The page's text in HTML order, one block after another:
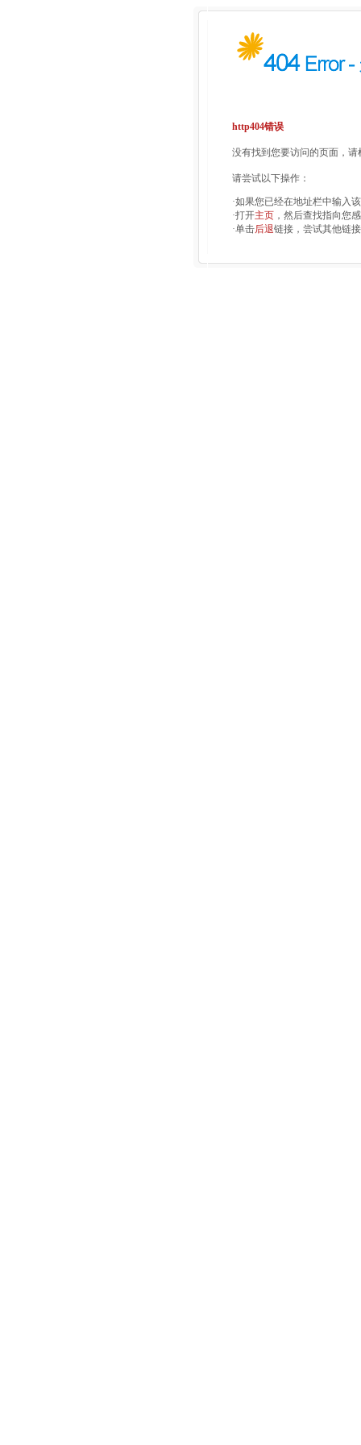
http404错误
没有找到您要访问的页面，
请尝试以下操作：
·如果您已经在地址栏中输入
·打开主页 ，然后查找指向您
·单击后退链接，尝试其他链